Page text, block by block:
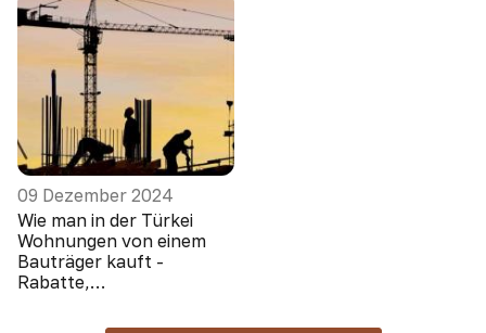
09 Dezember 2024
Wie man in der Türkei
Wohnungen von einem
Bauträger kauft -
Rabatte,